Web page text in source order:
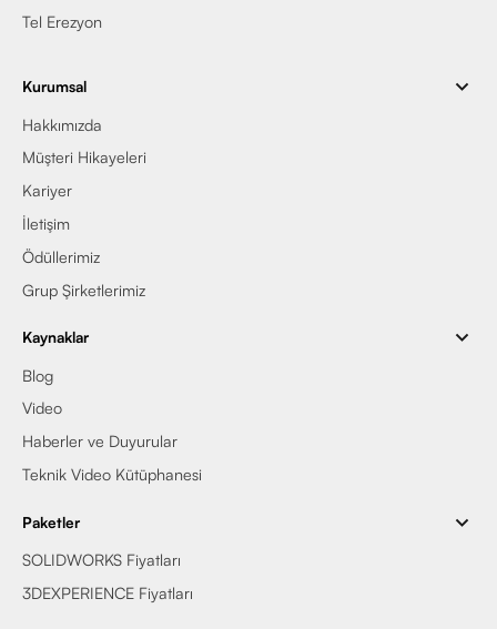
Tel Erezyon
Kurumsal
Hakkımızda
Müşteri Hikayeleri
Kariyer
İletişim
Ödüllerimiz
Grup Şirketlerimiz
Kaynaklar
Blog
Video
Haberler ve Duyurular
Teknik Video Kütüphanesi
Paketler
SOLIDWORKS Fiyatları
3DEXPERIENCE Fiyatları